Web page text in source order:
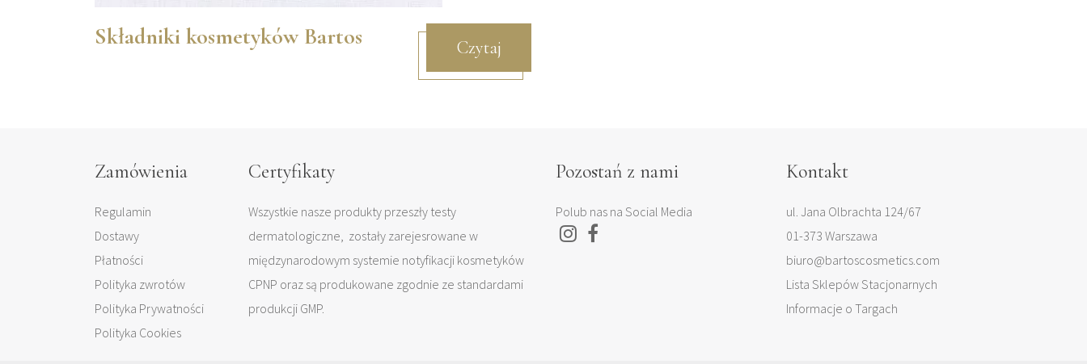
Składniki kosmetyków Bartos Czytaj
Zamówienia
Regulamin
Dostawy
Płatności
Polityka zwrotów
Polityka Prywatności
Polityka Cookies
Certyfikaty
Wszystkie nasze produkty przeszły testy
dermatologiczne, zostały zarejesrowane w
międzynarodowym systemie notyfikacji kosmetyków
CPNP oraz są produkowane zgodnie ze standardami
produkcji GMP.
Pozostań z nami
Polub nas na Social Media
Kontakt
ul. Jana Olbrachta 124/67
01-373 Warszawa
biuro@bartoscosmetics.com
Lista Sklepów Stacjonarnych
Informacje o Targach